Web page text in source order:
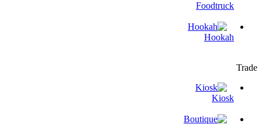
Foodtruck
Hookah
Trade
Kiosk